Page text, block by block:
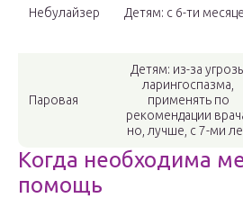
Небулайзер Детям: с 6-ти
Паровая
Детям: из-за
ларингоспазма,
применять по
рекомендации
но, лучше, с 7-ми
Когда необходима
помощь